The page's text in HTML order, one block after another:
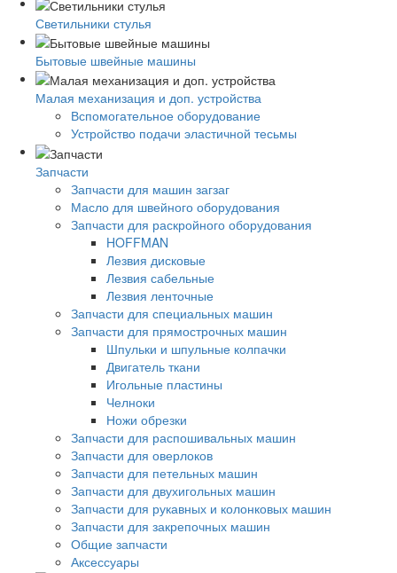
Светильники стулья
Бытовые швейные машины
Малая механизация и доп. устройства
Вспомогательное оборудование
Устройство подачи эластичной тесьмы
Запчасти
Запчасти для машин загзаг
Масло для швейного оборудования
Запчасти для раскройного оборудования
HOFFMAN
Лезвия дисковые
Лезвия сабельные
Лезвия ленточные
Запчасти для специальных машин
Запчасти для прямострочных машин
Шпульки и шпульные колпачки
Двигатель ткани
Игольные пластины
Челноки
Ножи обрезки
Запчасти для распошивальных машин
Запчасти для оверлоков
Запчасти для петельных машин
Запчасти для двухигольных машин
Запчасти для рукавных и колонковых машин
Запчасти для закрепочных машин
Общие запчасти
Аксессуары